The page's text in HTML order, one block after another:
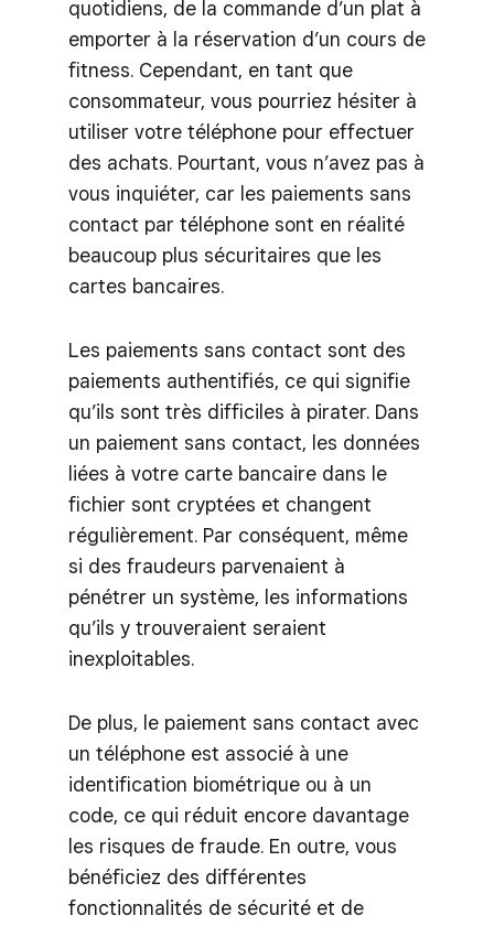
quotidiens, de la commande d’un plat à
emporter à la réservation d’un cours de
fitness. Cependant, en tant que
consommateur, vous pourriez hésiter à
utiliser votre téléphone pour effectuer
des achats. Pourtant, vous n’avez pas à
vous inquiéter, car les paiements sans
contact par téléphone sont en réalité
beaucoup plus sécuritaires que les
cartes bancaires.
Les paiements sans contact sont des
paiements authentifiés, ce qui signifie
qu’ils sont très difficiles à pirater. Dans
un paiement sans contact, les données
liées à votre carte bancaire dans le
fichier sont cryptées et changent
régulièrement. Par conséquent, même
si des fraudeurs parvenaient à
pénétrer un système, les informations
qu’ils y trouveraient seraient
inexploitables.
De plus, le paiement sans contact avec
un téléphone est associé à une
identification biométrique ou à un
code, ce qui réduit encore davantage
les risques de fraude. En outre, vous
bénéficiez des différentes
fonctionnalités de sécurité et de